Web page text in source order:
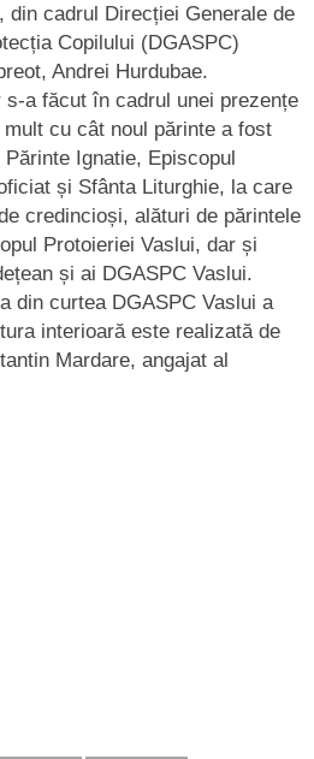
din cadrul Direcției Generale de
Copilului (DGASPC)
Andrei Hurdubae.
s-a făcut în cadrul unei prezențe
cu cât noul părinte a fost
Ignatie, Episcopul
și Sfânta Liturghie, la care
credincioși, alături de părintele
Protoieriei Vaslui, dar și
și ai DGASPC Vaslui.
din curtea DGASPC Vaslui a
interioară este realizată de
Mardare, angajat al